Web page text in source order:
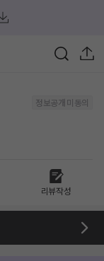
정보공개 미동의
리뷰작성